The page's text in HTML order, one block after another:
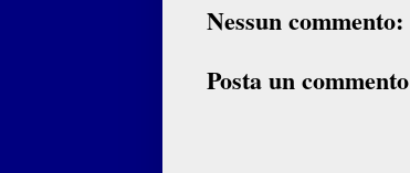
Nessun commento:
Posta un commento